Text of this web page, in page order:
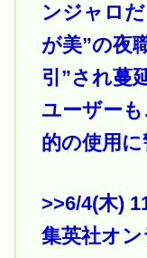
ンジャロ
が美”の夜
引”され蔓
ユーザー
的の使用に
>>6/4(木)
集英社オ